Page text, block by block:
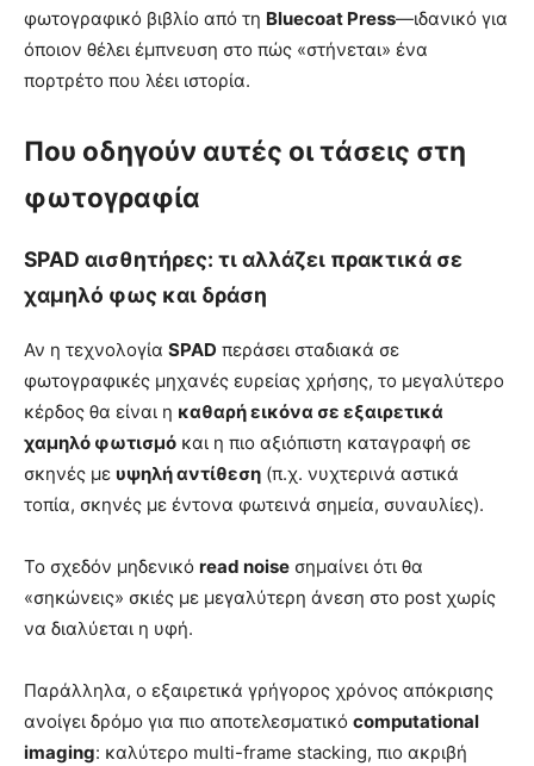
φωτογραφικό βιβλίο από τη Bluecoat Press—ιδανικό για
όποιον θέλει έμπνευση στο πώς «στήνεται» ένα
πορτρέτο που λέει ιστορία.
Που οδηγούν αυτές οι τάσεις στη
φωτογραφία
SPAD αισθητήρες: τι αλλάζει πρακτικά σε
χαμηλό φως και δράση
Αν η τεχνολογία SPAD περάσει σταδιακά σε
φωτογραφικές μηχανές ευρείας χρήσης, το μεγαλύτερο
κέρδος θα είναι η καθαρή εικόνα σε εξαιρετικά
χαμηλό φωτισμό και η πιο αξιόπιστη καταγραφή σε
σκηνές με υψηλή αντίθεση (π.χ. νυχτερινά αστικά
τοπία, σκηνές με έντονα φωτεινά σημεία, συναυλίες).
Το σχεδόν μηδενικό read noise σημαίνει ότι θα
«σηκώνεις» σκιές με μεγαλύτερη άνεση στο post χωρίς
να διαλύεται η υφή.
Παράλληλα, ο εξαιρετικά γρήγορος χρόνος απόκρισης
ανοίγει δρόμο για πιο αποτελεσματικό computational
imaging: καλύτερο multi-frame stacking, πιο ακριβή